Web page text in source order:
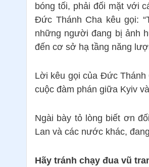
bóng tối, phải đối mặt với
Đức Thánh Cha kêu gọi:
những người đang bị ảnh
đến cơ sở hạ tầng năng
Lời kêu gọi của Đức Thánh
cuộc đàm phán giữa Kyiv
Ngài bày tỏ lòng biết ơn
Lan và các nước khác,
Hãy tránh chạy đua vũ